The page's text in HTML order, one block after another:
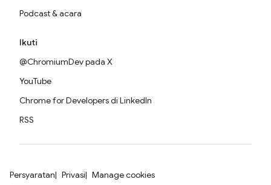
Podcast & acara
Ikuti
@ChromiumDev pada X
YouTube
Chrome for Developers di LinkedIn
RSS
Persyaratan Privasi Manage cookies